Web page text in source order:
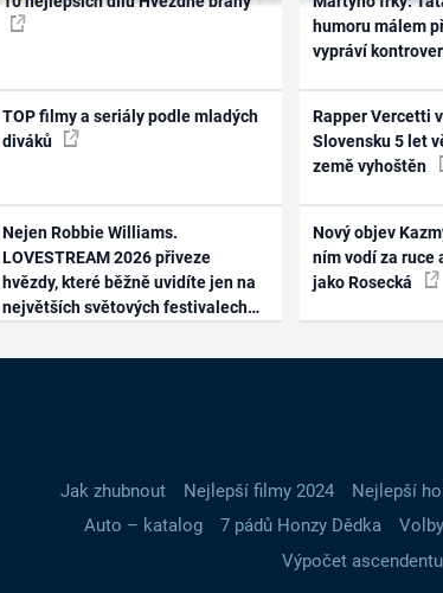
TOP filmy a seriály podle mladých
diváků
Nejen Robbie Williams.
LOVESTREAM 2026 přiveze
hvězdy, které běžně uvidíte jen na
největších světových festivalech
humoru málem
vypráví
Rapper Vercetti
Slovensku 5 let
země vyhoštěn
Nový objev
ním vodí za ruce
jako Rosecká
Jak zhubnout Nejlepší filmy 2024 Nejlepší
Auto – katalog
7 pádů Honzy Dědka
Výpočet ascendentu